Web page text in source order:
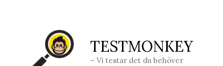
TESTMONKEY
– Vi testar det du behöver